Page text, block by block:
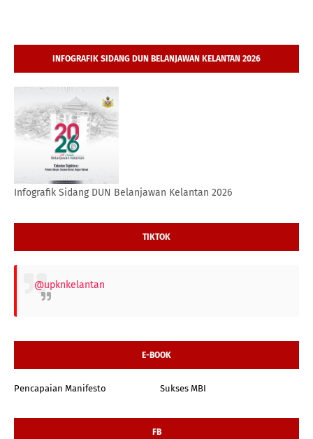
INFOGRAFIK SIDANG DUN BELANJAWAN KELANTAN 2026
Infografik Sidang DUN Belanjawan Kelantan 2026
TIKTOK
@upknkelantan
E-BOOK
Pencapaian Manifesto Sukses MBI
FB